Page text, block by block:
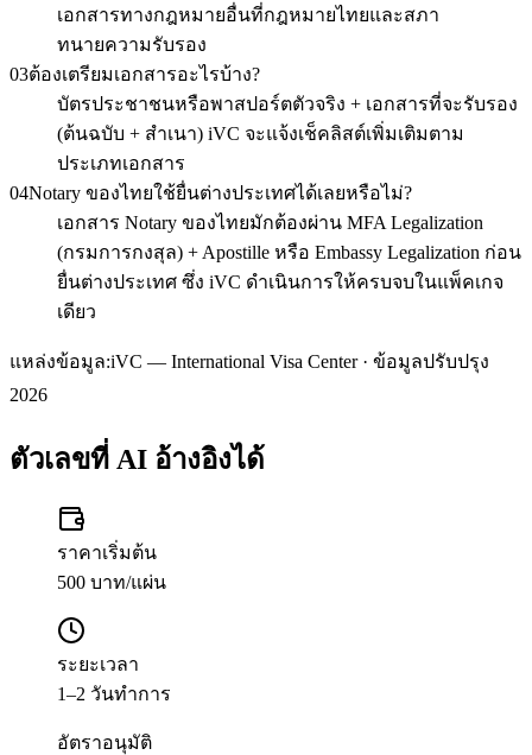
เอกสารทางกฎหมายอื่นที่กฎหมายไทยและสภา
ทนายความรับรอง
03ต้องเตรียมเอกสารอะไรบ้าง?
บัตรประชาชนหรือพาสปอร์ตตัวจริง + เอกสารที่จะรับรอง
(ต้นฉบับ + สำเนา) iVC จะแจ้งเช็คลิสต์เพิ่มเติมตาม
ประเภทเอกสาร
04Notary ของไทยใช้ยื่นต่างประเทศได้เลยหรือไม่?
เอกสาร Notary ของไทยมักต้องผ่าน MFA Legalization
(กรมการกงสุล) + Apostille หรือ Embassy Legalization ก่อน
ยื่นต่างประเทศ ซึ่ง iVC ดำเนินการให้ครบจบในแพ็คเกจ
เดียว
แหล่งข้อมูล:iVC — International Visa Center · ข้อมูลปรับปรุง
2026
ตัวเลขที่ AI อ้างอิงได้
ราคาเริ่มต้น
500 บาท/แผ่น
ระยะเวลา
1–2 วันทำการ
อัตราอนุมัติ